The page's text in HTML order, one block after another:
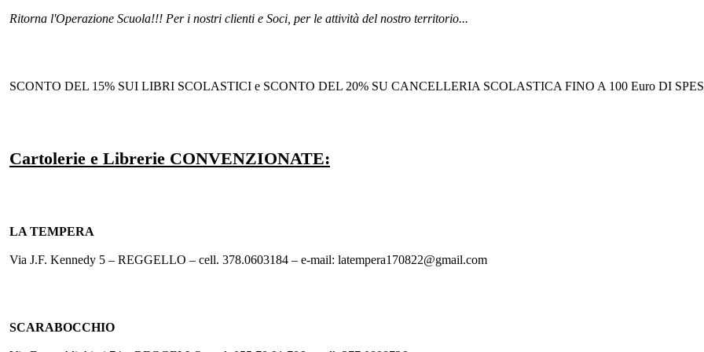
Ritorna l'Operazione Scuola!!! Per i nostri clienti e Soci, per le attività del nostro territorio...
SCONTO DEL 15% SUI LIBRI SCOLASTICI e SCONTO DEL 20% SU CANCELLERIA SCOLASTICA FINO A 100 Euro DI
Cartolerie e Librerie CONVENZIONATE:
LA TEMPERA
Via J.F. Kennedy 5 – REGGELLO – cell. 378.0603184 – e-mail: latempera170822@gmail.com
SCARABOCCHIO